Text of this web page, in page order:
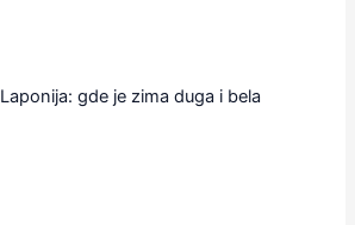
Laponija: gde je zima duga i bela